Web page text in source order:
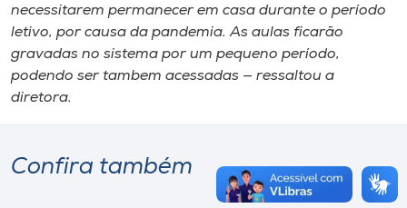
necessitarem permanecer em casa durante o período
letivo, por causa da pandemia. As aulas ficarão
gravadas no sistema por um pequeno período,
podendo ser tambem acessadas — ressaltou a
diretora.
Confira também